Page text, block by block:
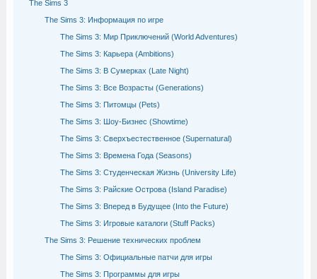
The Sims 3
The Sims 3: Информация по игре
The Sims 3: Мир Приключений (World Adventures)
The Sims 3: Карьера (Ambitions)
The Sims 3: В Сумерках (Late Night)
The Sims 3: Все Возрасты (Generations)
The Sims 3: Питомцы (Pets)
The Sims 3: Шоу-Бизнес (Showtime)
The Sims 3: Сверхъестественное (Supernatural)
The Sims 3: Времена Года (Seasons)
The Sims 3: Студенческая Жизнь (University Life)
The Sims 3: Райские Острова (Island Paradise)
The Sims 3: Вперед в Будущее (Into the Future)
The Sims 3: Игровые каталоги (Stuff Packs)
The Sims 3: Решение технических проблем
The Sims 3: Официальные патчи для игры
The Sims 3: Программы для игры